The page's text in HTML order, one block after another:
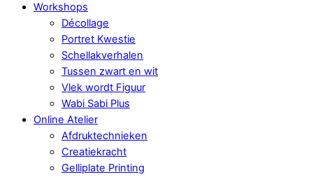
Workshops
Décollage
Portret Kwestie
Schellakverhalen
Tussen zwart en wit
Vlek wordt Figuur
Wabi Sabi Plus
Online Atelier
Afdruktechnieken
Creatiekracht
Gelliplate Printing